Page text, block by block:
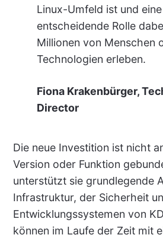
Linux-Umfeld ist und eine
entscheidende Rolle
Millionen von Menschen
Technologien erleben.
Fiona Krakenbürger,
Director
Die neue Investition ist nicht
Version oder Funktion
unterstützt sie grundlegende
Infrastruktur, der Sicherheit
Entwicklungssystemen von
können im Laufe der Zeit mit